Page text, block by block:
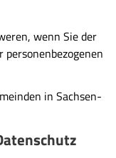
wenn Sie der
in Sachsen-